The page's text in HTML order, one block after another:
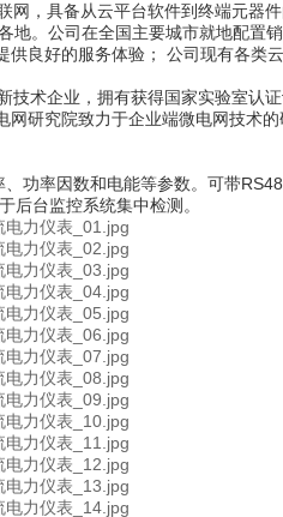
，具备从云平台软件到终端元器
。公司在全国主要城市就地配置
良好的服务体验； 公司现有各类
术企业，拥有获得国家实验室认
研究院致力于企业端微电网技术
功率因数和电能等参数。可带
后台监控系统集中检测。